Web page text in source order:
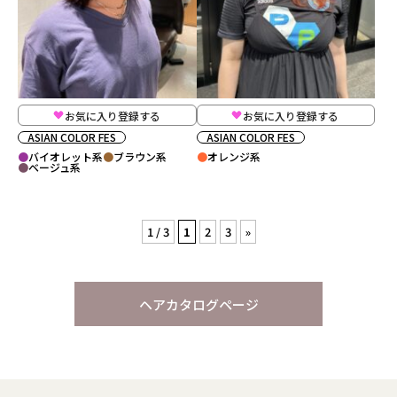
お気に入り登録する
ASIAN COLOR FES
バイオレット系
ブラウン系
ベージュ系
お気に入り登録する
ASIAN COLOR FES
オレンジ系
1 / 3 1 2 3 »
ヘアカタログページ